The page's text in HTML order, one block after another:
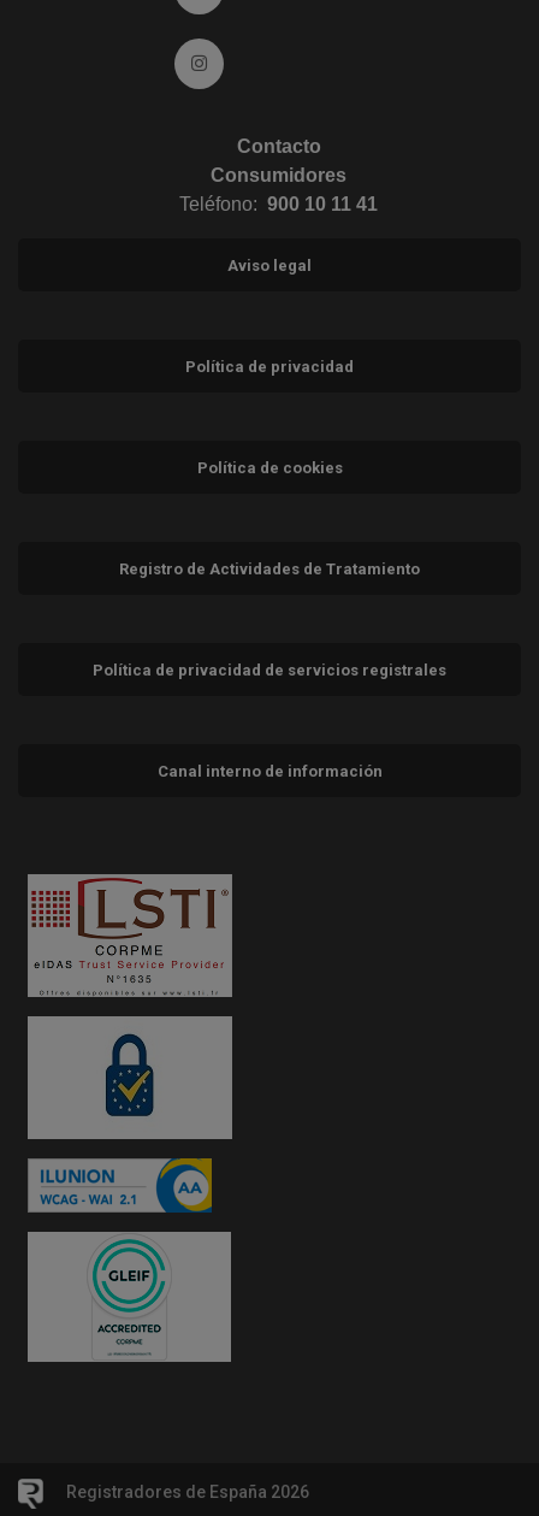
Ir a Instagram (abre en ventana nueva)
Contacto
Consumidores
Teléfono: 900 10 11 41
Aviso legal
Política de privacidad
Política de cookies
Registro de Actividades de Tratamiento
Política de privacidad de servicios registrales
Canal interno de información
Registradores de España 2026